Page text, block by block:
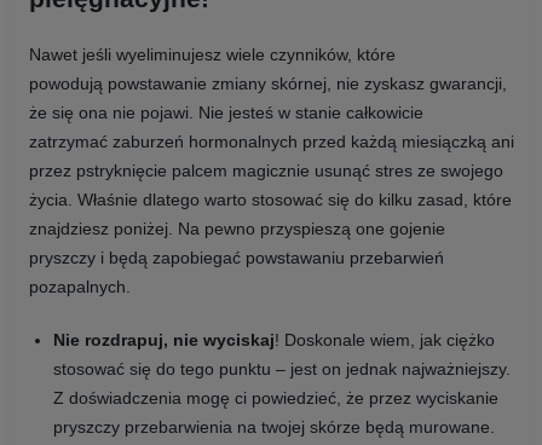
Nawet jeśli wyeliminujesz wiele czynników, które
powodują powstawanie zmiany skórnej, nie zyskasz gwarancji,
że się ona nie pojawi. Nie jesteś w stanie całkowicie
zatrzymać zaburzeń hormonalnych przed każdą miesiączką ani
przez pstryknięcie palcem magicznie usunąć stres ze swojego
życia. Właśnie dlatego warto stosować się do kilku zasad, które
znajdziesz poniżej. Na pewno przyspieszą one gojenie
pryszczy i będą zapobiegać powstawaniu przebarwień
pozapalnych.
Nie rozdrapuj, nie wyciskaj! Doskonale wiem, jak ciężko
stosować się do tego punktu – jest on jednak najważniejszy.
Z doświadczenia mogę ci powiedzieć, że przez wyciskanie
pryszczy przebarwienia na twojej skórze będą murowane.